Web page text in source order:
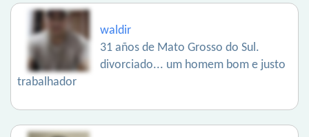
waldir
31 años de Mato Grosso do Sul.
divorciado... um homem bom e justo
trabalhador